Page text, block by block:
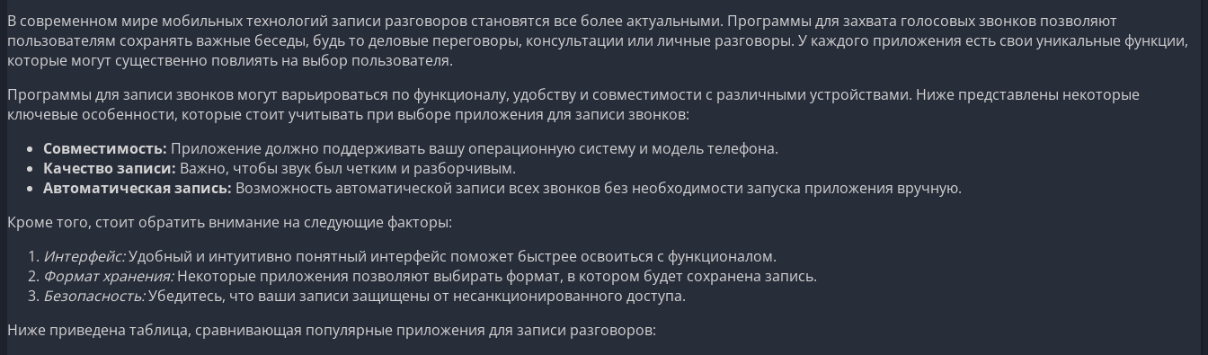
В современном мире мобильных технологий записи разговоров становятся все более актуальными. Программы для захвата голосовых звонков позволяют
пользователям сохранять важные беседы, будь то деловые переговоры, консультации или личные разговоры. У каждого приложения есть свои уникальные функции,
которые могут существенно повлиять на выбор пользователя.
Программы для записи звонков могут варьироваться по функционалу, удобству и совместимости с различными устройствами. Ниже представлены некоторые
ключевые особенности, которые стоит учитывать при выборе приложения для записи звонков:
Совместимость: Приложение должно поддерживать вашу операционную систему и модель телефона.
Качество записи: Важно, чтобы звук был четким и разборчивым.
Автоматическая запись: Возможность автоматической записи всех звонков без необходимости запуска приложения вручную.
Кроме того, стоит обратить внимание на следующие факторы:
Интерфейс:Удобный и интуитивно понятный интерфейс поможет быстрее освоиться с функционалом.
Формат хранения:Некоторые приложения позволяют выбирать формат, в котором будет сохранена запись.
Безопасность:Убедитесь, что ваши записи защищены от несанкционированного доступа.
Ниже приведена таблица, сравнивающая популярные приложения для записи разговоров: